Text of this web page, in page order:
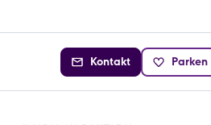
Kontakt Parken